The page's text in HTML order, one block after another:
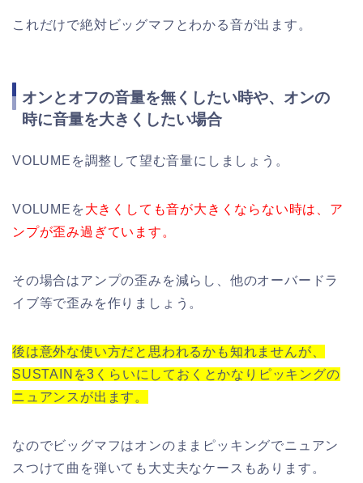
これだけで絶対ビッグマフとわかる音が出ます。
オンとオフの音量を無くしたい時や、オンの
時に音量を大きくしたい場合
VOLUME を調整して望む音量にしましょう。
VOLUME を大きくしても音が大きくならない時は、ア
ンプが歪み過ぎています。
その場合はアンプの歪みを減らし、他のオーバードラ
イブ等で歪みを作りましょう。
後は意外な使い方だと思われるかも知れませんが、
SUSTAIN を3 くらいにしておくとかなりピッキングの
ニュアンスが出ます。
なのでビッグマフはオンのままピッキングでニュアン
スつけて曲を弾いても大丈夫なケースもあります。